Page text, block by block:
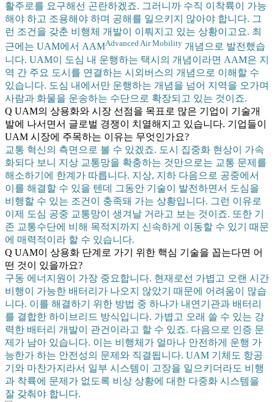
활주로를 요구해선 곤란하겠죠. 그러니까 수직 이착륙이 가능
해야 하고 조용해야 하며 공해를 일으키지 않아야 합니다. 그
런 조건을 갖춘 비행체 개발이 이뤄지고 있는 상황이고요. 최
근에는 UAM에서 AAMAdvanced Air Mobility 개념으로 발전했습
니다. UAM이 도심 내 운행하는 택시의 개념이라면 AAM은 지
역 간 주요 도시를 연결하는 시외버스의 개념으로 이해할 수
있습니다. 도심 내에서만 운행하는 개념을 넘어 지역을 오가며
사람과 화물을 운송하는 수단으로 확장되고 있는 것이죠.
Q UAM의 상용화와 시장 선점을 목표로 많은 기업이 기술개
발에 나서면서 글로벌 경쟁이 치열해지고 있습니다. 기업들이
UAM 시장에 주목하는 이유는 무엇인가요?
교통 혁신의 측면으로 볼 수 있겠죠. 도시 집중화 현상이 가속
화되다 보니 지상 교통망을 확충하는 것만으로는 교통 문제를
해소하기에 한계가 따릅니다. 지상, 지하 다음으로 공중에서
이를 해결할 수 있을 텐데 그동안 기술이 발전하면서 도심을
비행할 수 있는 조건이 충족돼 가는 상황입니다. 그런 이유로
이제 도심 공중 교통망이 생겨날 거라고 보는 것이죠. 또한 기
존 교통수단에 비해 목적지까지 신속하게 이동할 수 있기 때문
에 매력적이라 할 수 있습니다.
Q UAM이 상용화 단계로 가기 위한 핵심 기술을 꼽는다면 어
떤 것이 있을까요?
구동 에너지원이 가장 중요합니다. 현재로선 가볍고 오랜 시간
비행이 가능한 배터리가 나오지 않았기 때문에 어려움이 많습
니다. 이를 해결하기 위한 방법 중 하나가 내연기관과 배터리
를 결합한 하이브리드 방식입니다. 가볍고 오래 쓸 수 있는 강
력한 배터리 개발이 관건이라고 할 수 있죠. 다음으로 인증 문
제가 남아 있습니다. 이는 비행체가 얼마나 안전하게 운행 가
능한가 하는 안전성의 문제와 직결됩니다. UAM 기체도 항공
기와 마찬가지라서 일부 시스템이 고장을 일으키더라도 비행
과 착륙에 문제가 없도록 비상 상황에 대한 다중화 시스템을
잘 갖춰야 합니다.